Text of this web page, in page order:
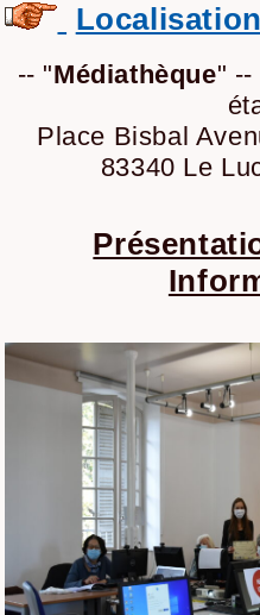
-- "Médiathèque" --
Place Bisbal
83340 Le